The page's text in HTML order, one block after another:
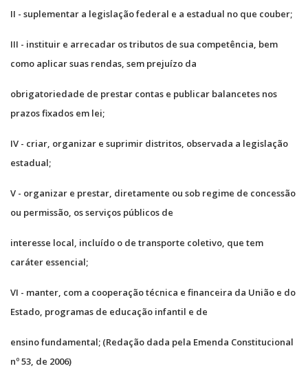
II - suplementar a legislação federal e a estadual no que couber;
III - instituir e arrecadar os tributos de sua competência, bem
como aplicar suas rendas, sem prejuízo da
obrigatoriedade de prestar contas e publicar balancetes nos
prazos fixados em lei;
IV - criar, organizar e suprimir distritos, observada a legislação
estadual;
V - organizar e prestar, diretamente ou sob regime de concessão
ou permissão, os serviços públicos de
interesse local, incluído o de transporte coletivo, que tem
caráter essencial;
VI - manter, com a cooperação técnica e financeira da União e do
Estado, programas de educação infantil e de
ensino fundamental; (Redação dada pela Emenda Constitucional
nº 53, de 2006)